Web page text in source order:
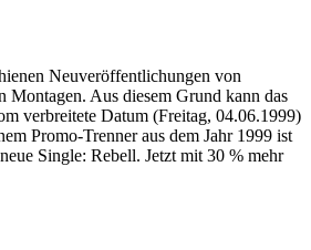
Neuveröffentlichungen von
Montagen. Aus diesem Grund kann das
verbreitete Datum (Freitag, 04.06.1999)
Promo-Trenner aus dem Jahr 1999 ist
Single: Rebell. Jetzt mit 30 % mehr